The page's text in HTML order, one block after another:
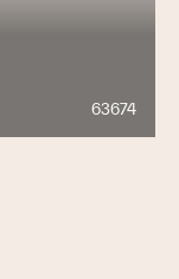
63674